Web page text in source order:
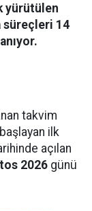
yürütülen
süreçleri 14
takvim
ilk
açılan
2026 günü